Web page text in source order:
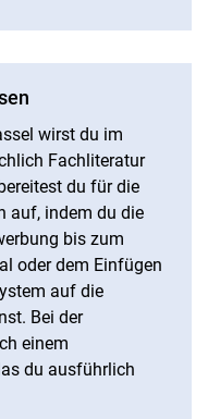
wirst du im
Fachliteratur
du für die
auf, indem du die
bis zum
oder dem Einfügen
auf die
Bei der
einem
du ausführlich